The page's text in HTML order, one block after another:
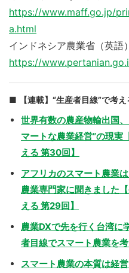
https://www.maff.go.jp/
a.html
インドネシア農業省（英語）
https://
【連載】“生産者目線”で考
世界有数の農産物輸出国
マートな農業経営”の現実
える 第30回】
アフリカのスマート農業
農業専門家に聞きました
える 第29回】
農業DXで先を行く台湾に
者目線でスマート農業を考
スマート農業の本質は経